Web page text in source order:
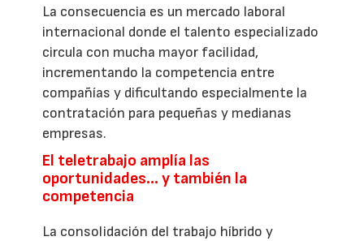
La consecuencia es un mercado laboral
internacional donde el talento especializado
circula con mucha mayor facilidad,
incrementando la competencia entre
compañías y dificultando especialmente la
contratación para pequeñas y medianas
empresas.
El teletrabajo amplía las
oportunidades… y también la
competencia
La consolidación del trabajo híbrido y